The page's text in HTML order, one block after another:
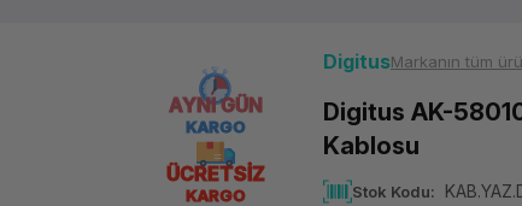
AYNI GÜN
KARGO
ÜCRETSİZ
KARGO
DigitusMarkanın tüm
Digitus AK-
Kablosu
Stok Kodu